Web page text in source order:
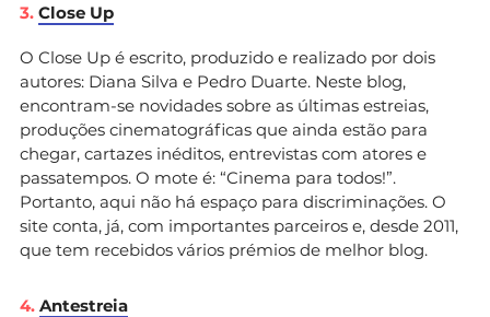
3. Close Up
O Close Up é escrito, produzido e realizado por dois
autores: Diana Silva e Pedro Duarte. Neste blog,
encontram-se novidades sobre as últimas estreias,
produções cinematográficas que ainda estão para
chegar, cartazes inéditos, entrevistas com atores e
passatempos. O mote é: “Cinema para todos!”.
Portanto, aqui não há espaço para discriminações. O
site conta, já, com importantes parceiros e, desde 2011,
que tem recebidos vários prémios de melhor blog.
4. Antestreia